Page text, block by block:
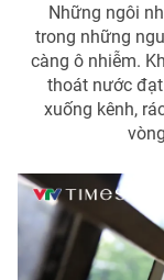
Những ngôi
trong những
càng ô nhiễm.
thoát nước
xuống kênh,